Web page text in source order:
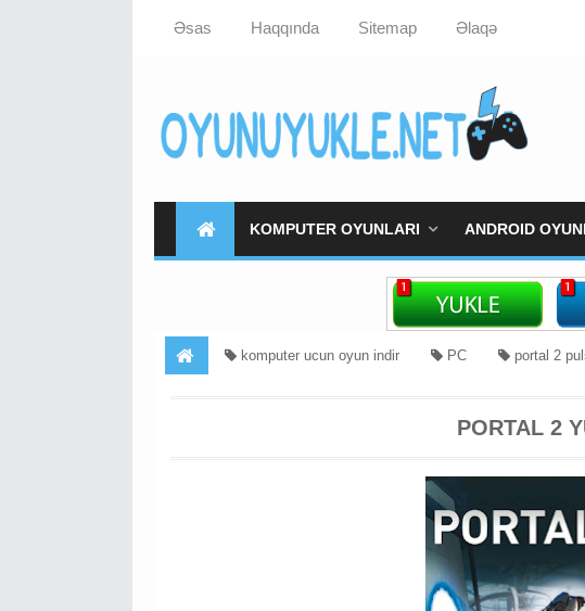
Əsas Haqqında Sitemap Əlaqə
KOMPUTER OYUNLARI ANDROID
komputer ucun oyun indir PC portal 2
PORTAL 2